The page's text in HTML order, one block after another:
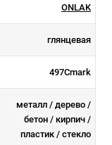
ONLAK
глянцевая
497Cmark
металл / дерево /
бетон / кирпич /
пластик / стекло